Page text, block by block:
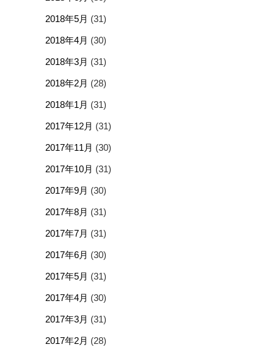
2018年5月 (31)
2018年4月 (30)
2018年3月 (31)
2018年2月 (28)
2018年1月 (31)
2017年12月 (31)
2017年11月 (30)
2017年10月 (31)
2017年9月 (30)
2017年8月 (31)
2017年7月 (31)
2017年6月 (30)
2017年5月 (31)
2017年4月 (30)
2017年3月 (31)
2017年2月 (28)